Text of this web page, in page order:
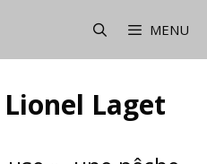
MENU
Laget